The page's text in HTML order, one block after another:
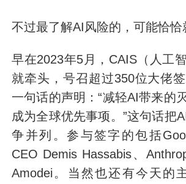
不过最了解AI风险的，可能恰恰
早在2023年5月，CAIS（人工
就牵头，号召超过350位大佬
一句话的声明：“减轻AI带来的
成为全球优先事项。”这句话把
争并列。参与签字的包括
CEO Demis Hassabis、
Amodei。当然也还有今天的